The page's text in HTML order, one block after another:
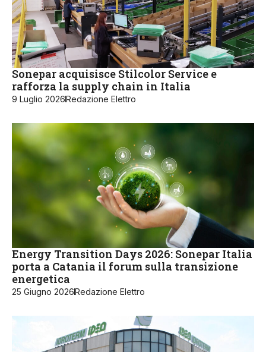
Sonepar acquisisce Stilcolor Service e
rafforza la supply chain in Italia
9 Luglio 2026Redazione Elettro
Energy Transition Days 2026: Sonepar Italia
porta a Catania il forum sulla transizione
energetica
25 Giugno 2026Redazione Elettro